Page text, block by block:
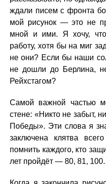
ждали писем с фронта
мой рисунок — это не
мной и ими. Я хочу,
работу, хотя бы на миг
не они? Если бы наши
не дошли до Берлина,
Рейхстагом?
Самой важной частью
стене: «Никто не забыт,
Победы». Эти слова я
заключена клятва
помнить каждого, кто
лет пройдёт — 80, 81,